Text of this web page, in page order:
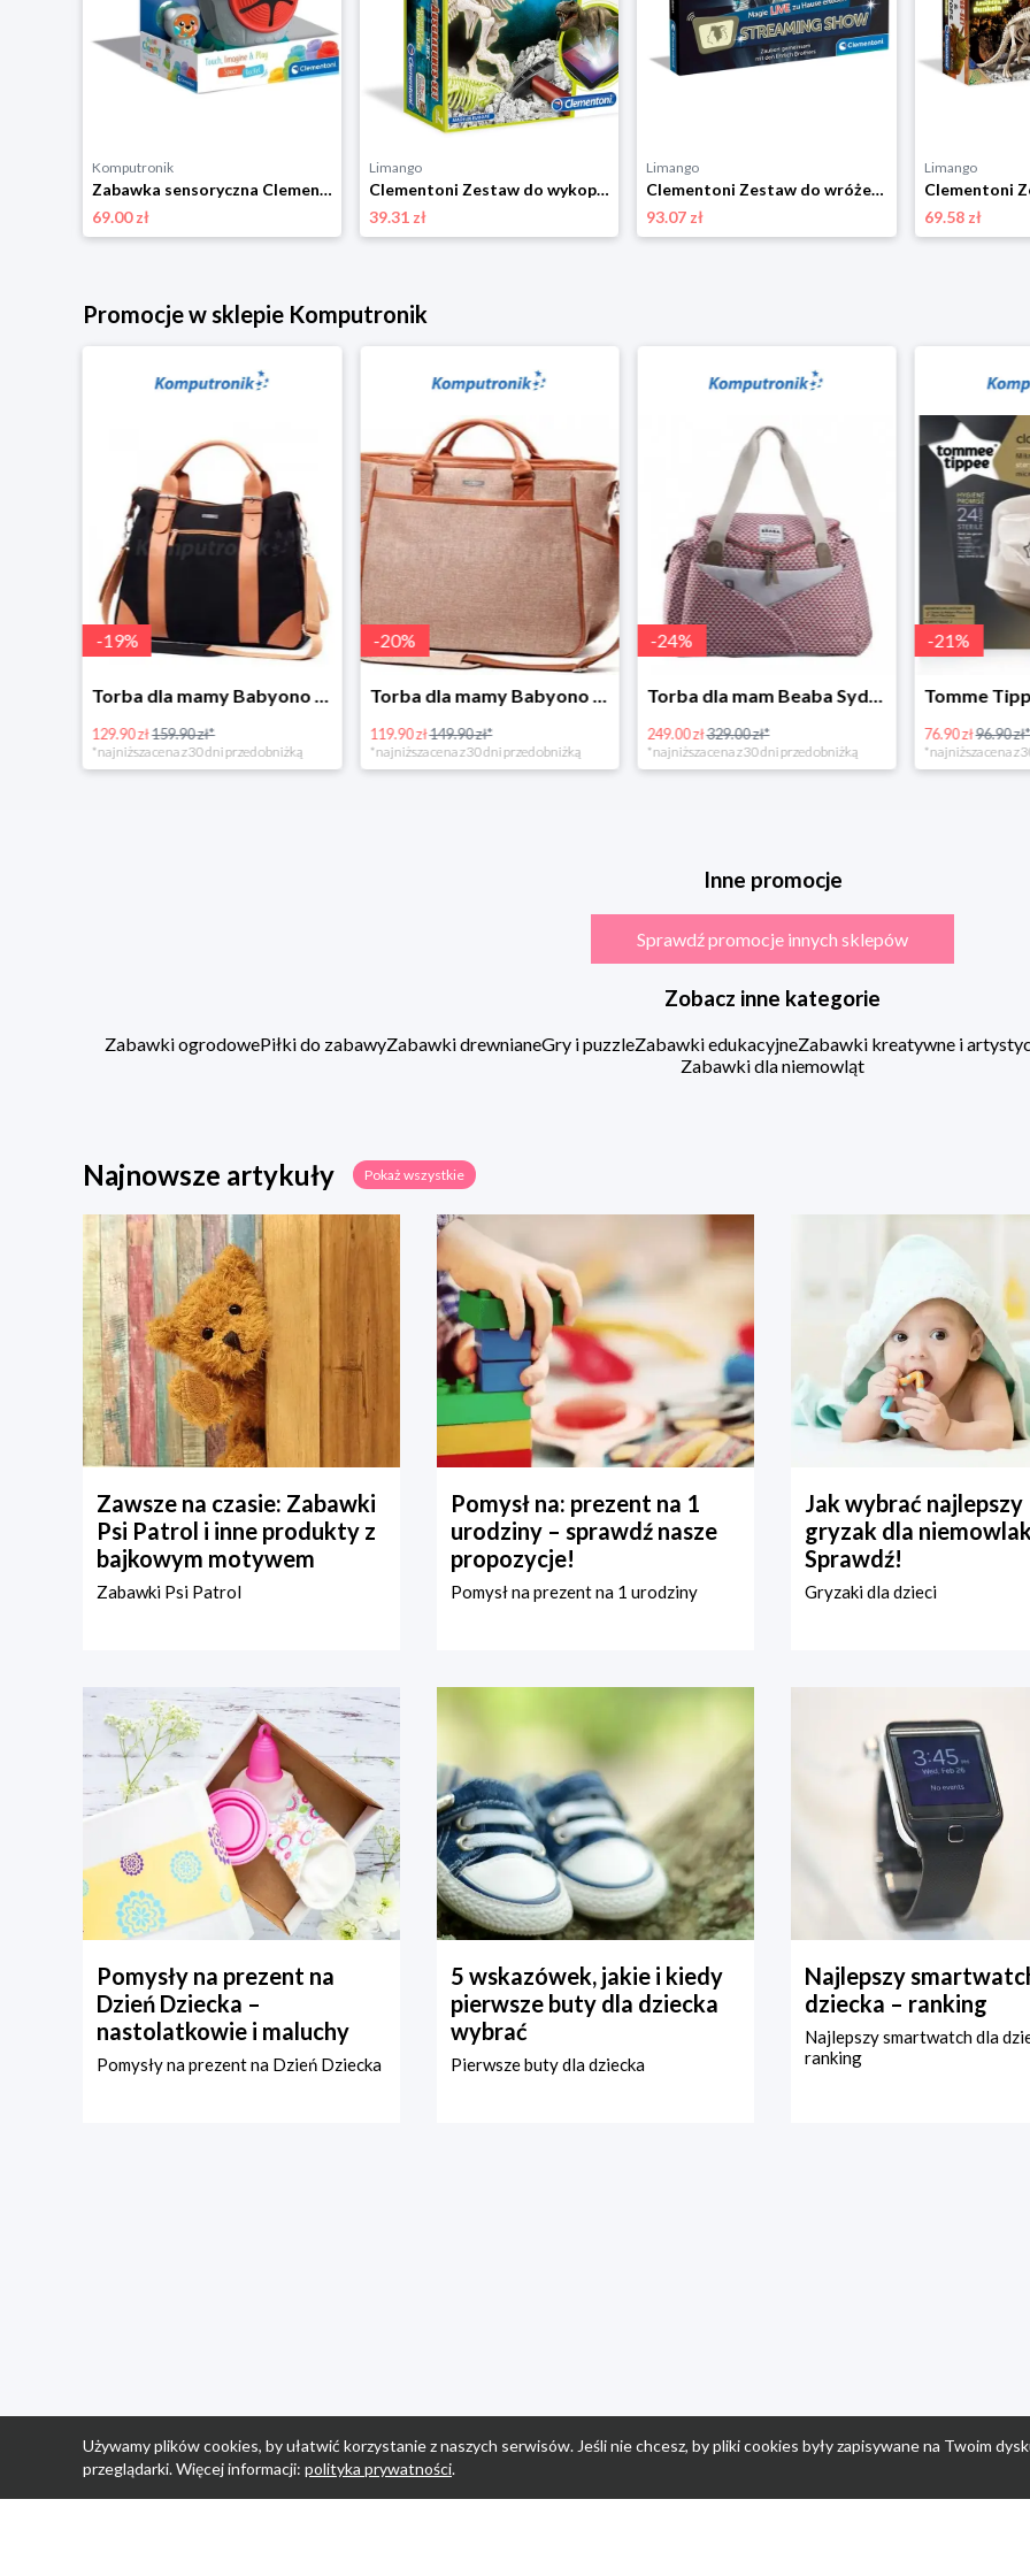
Komputronik
Zabawka sensoryczna Clementoni Clemmy Rakieta Sensoryczna 17806
69.00 zł
Limango
Clementoni Zestaw do wykopalisk Galileo "T-Rex" - 7+ rozmiar: onesize
39.31 zł
Limango
Clementoni Zestaw do wróżenia "Ehrlich Brothers - Streaming Show"- 8+ rozmiar: onesize
93.07 zł
Limango
69.58 zł
Promocje w sklepie Komputronik
-19%
129.90 zł159.90 zł*
*najniższa cena z 30 dni przed obniżką
-20%
119.90 zł149.90 zł*
*najniższa cena z 30 dni przed obniżką
-24%
249.00 zł329.00 zł*
*najniższa cena z 30 dni przed obniżką
-21%
76.90 zł96.90 zł*
*najniższa cena z
Inne promocje
Sprawdź promocje innych sklepów
Zobacz inne kategorie
Zabawki ogrodowePiłki do zabawyZabawki drewnianeGry i puzzleZabawki edukacyjneZabawki kreatywne i
Zabawki dla niemowląt
Najnowsze artykuły Pokaż wszystkie
Zawsze na czasie: Zabawki
Psi Patrol i inne produkty z
bajkowym motywem
Zabawki Psi Patrol
Pomysł na: prezent na 1
urodziny – sprawdź nasze
propozycje!
Pomysł na prezent na 1 urodziny
Jak wybrać najlepszy
gryzak dla
Sprawdź!
Gryzaki dla dzieci
Pomysły na prezent na
Dzień Dziecka –
nastolatkowie i maluchy
Pomysły na prezent na Dzień Dziecka
5 wskazówek, jakie i kiedy
pierwsze buty dla dziecka
wybrać
Pierwsze buty dla dziecka
Najlepszy
dziecka – ranking
Najlepszy smartwatch dla
ranking
Używamy plików cookies, by ułatwić korzystanie z naszych serwisów. Jeśli nie chcesz, by pliki cookies były zapisywane na Twoim
przeglądarki. Więcej informacji: polityka prywatności.